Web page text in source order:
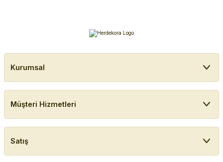
Kurumsal
Müşteri Hizmetleri
Satış